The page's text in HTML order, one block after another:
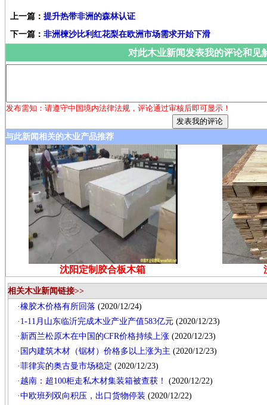
上一篇： 提升热带非洲的森林认证
下一篇： 非洲楝沙比利红花梨在欧洲市场需求开始下滑
对此木业新闻发表我的评论和见
发布需知：请遵守中国境内法律法规，评论通过审核后即可显示！
与此新闻相关的木业产品推荐
沈阳定制胶合板木箱
相关木业新闻链接>>
·橡胶木价格有所回落 (2020/12/24)
· 1-11月山东临沂完成木业产业产值583亿元 (2020/12/23)
· 新西兰松原木在中国的CFR价格持续上涨 (2020/12/23)
· 国内建筑木材（锯材）价格多以上涨为主 (2020/12/23)
·菲律宾的奥古曼市场稳定 (2020/12/23)
· 越南：超100柜走私木材集装箱被查获！
(2020/12/22)
·中欧班列双向积压，出口货物停装 (2020/12/22)